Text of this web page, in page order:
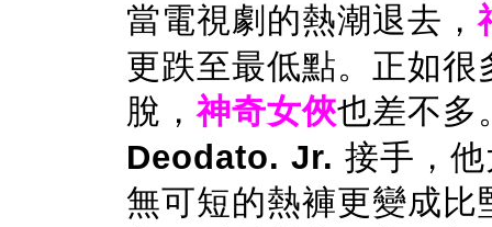
當電視劇的熱潮退去，
更跌至最低點。正如
脫，神奇女俠也差不多
Deodato. Jr. 接手，
無可短的熱褲更變成